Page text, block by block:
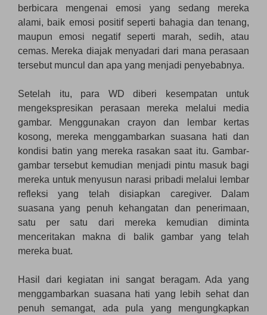
berbicara mengenai emosi yang sedang mereka
alami, baik emosi positif seperti bahagia dan tenang,
maupun emosi negatif seperti marah, sedih, atau
cemas. Mereka diajak menyadari dari mana perasaan
tersebut muncul dan apa yang menjadi penyebabnya.
Setelah itu, para WD diberi kesempatan untuk
mengekspresikan perasaan mereka melalui media
gambar. Menggunakan crayon dan lembar kertas
kosong, mereka menggambarkan suasana hati dan
kondisi batin yang mereka rasakan saat itu. Gambar-
gambar tersebut kemudian menjadi pintu masuk bagi
mereka untuk menyusun narasi pribadi melalui lembar
refleksi yang telah disiapkan caregiver. Dalam
suasana yang penuh kehangatan dan penerimaan,
satu per satu dari mereka kemudian diminta
menceritakan makna di balik gambar yang telah
mereka buat.
Hasil dari kegiatan ini sangat beragam. Ada yang
menggambarkan suasana hati yang lebih sehat dan
penuh semangat, ada pula yang mengungkapkan